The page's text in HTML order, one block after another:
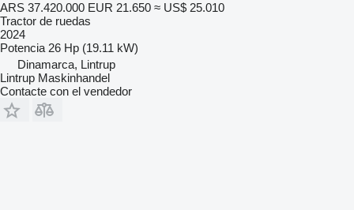
ARS 37.420.000 EUR 21.650 ≈ US$ 25.010
Tractor de ruedas
2024
Potencia 26 Hp (19.11 kW)
Dinamarca, Lintrup
Lintrup Maskinhandel
Contacte con el vendedor